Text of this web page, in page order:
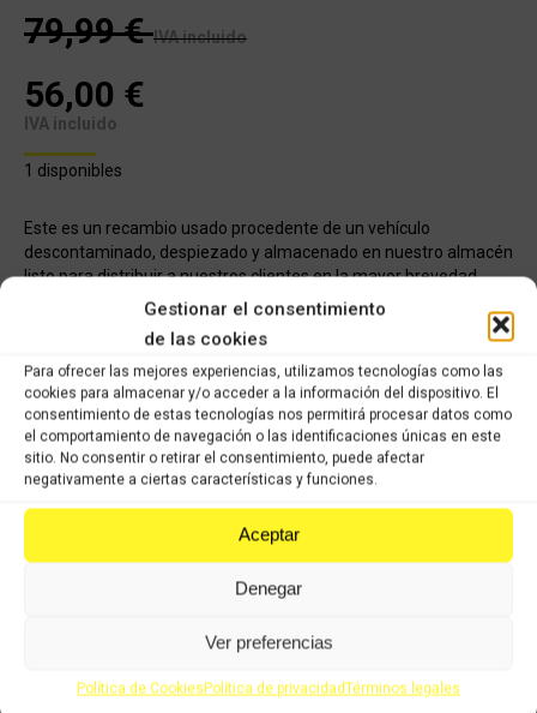
Gestionar el consentimiento
de las cookies
Para ofrecer las mejores experiencias, utilizamos tecnologías como las
cookies para almacenar y/o acceder a la información del dispositivo. El
consentimiento de estas tecnologías nos permitirá procesar datos como
el comportamiento de navegación o las identificaciones únicas en este
sitio. No consentir o retirar el consentimiento, puede afectar
negativamente a ciertas características y funciones.
Aceptar
Denegar
Ver preferencias
Política de CookiesPolítica de privacidadTérminos legales
79,99€ IVA incluido
56,00 €
IVA incluido
1 disponibles
Este es un recambio usado procedente de un vehículo
descontaminado, despiezado y almacenado en nuestro almacén
listo para distribuir a nuestros clientes en la mayor brevedad
posible. Todos los recambios han pasado nuestro control de
calidad, han sido verificados y seleccionados 1 a 1 por nuestros
operarios para servir un producto con garantía
COMPRAR
Categorías:Recambios ocasión Kymco, KYMCO SUPERDINK 125cc
(2009 -2016)
on
on
on